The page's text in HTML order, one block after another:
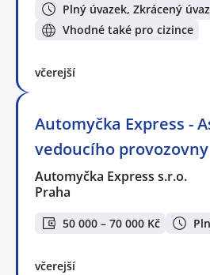
Plný úvazek, Zkrácený
Vhodné také pro cizince
včerejší
Automyčka Express -
vedoucího provozovny
Automyčka Express s.r.o.
Praha
50 000 – 70 000 Kč
včerejší